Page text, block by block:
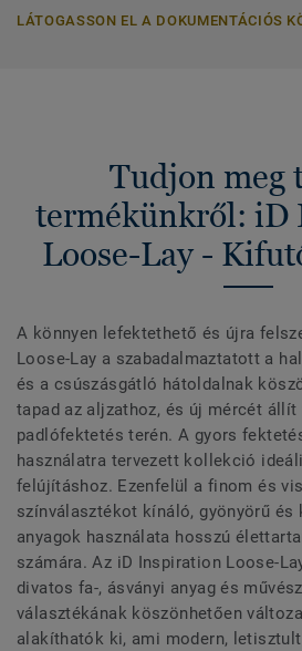
LÁTOGASSON EL A DOKUMENTÁCIÓS
Tudjon meg
termékünkről: iD
Loose-Lay -
A könnyen lefektethető és újra
Loose-Lay a szabadalmaztatott a
és a csúszásgátló hátoldalnak
tapad az aljzathoz, és új mércét állít
padlófektetés terén. A gyors
használatra tervezett kollekció
felújításhoz. Ezenfelül a finom és
színválasztékot kínáló, gyönyörű és
anyagok használata hosszú
számára. Az iD Inspiration Loose-
divatos fa-, ásványi anyag és
választékának köszönhetően
alakíthatók ki, ami modern,